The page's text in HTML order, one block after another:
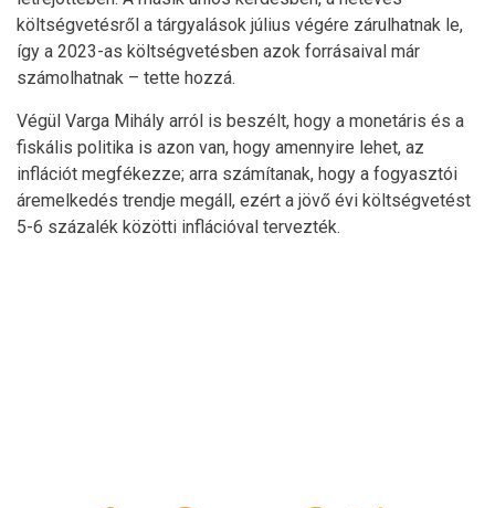
költségvetésről a tárgyalások július végére zárulhatnak le,
így a 2023-as költségvetésben azok forrásaival már
számolhatnak – tette hozzá.
Végül Varga Mihály arról is beszélt, hogy a monetáris és a
fiskális politika is azon van, hogy amennyire lehet, az
inflációt megfékezze; arra számítanak, hogy a fogyasztói
áremelkedés trendje megáll, ezért a jövő évi költségvetést
5-6 százalék közötti inflációval tervezték.